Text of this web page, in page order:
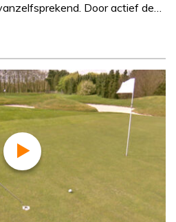
Door actief de…